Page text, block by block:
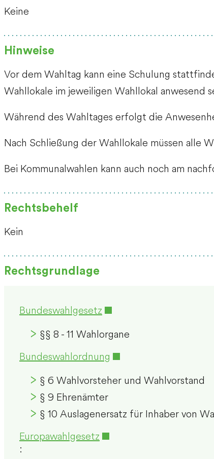
Keine
Hinweise
Vor dem Wahltag kann eine Schulung
Wahllokale im jeweiligen Wahllokal anwesend
Während des Wahltages erfolgt die
Nach Schließung der Wahllokale müssen alle
Bei Kommunalwahlen kann auch noch am
Rechtsbehelf
Kein
Rechtsgrundlage
Bundeswahlgesetz
§§ 8 - 11 Wahlorgane
Bundeswahlordnung
§ 6 Wahlvorsteher und Wahlvorstand
§ 9 Ehrenämter
§ 10 Auslagenersatz für Inhaber von
Europawahlgesetz
: